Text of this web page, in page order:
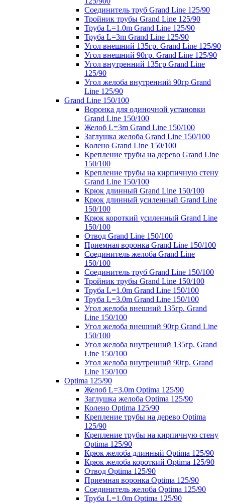
Соединитель труб Grand Line 125/90
Тройник трубы Grand Line 125/90
Труба L=1.0m Grand Line 125/90
Труба L=3m Grand Line 125/90
Угол внешний 135гр. Grand Line 125/90
Угол внешний 90гр. Grand Line 125/90
Угол внутренний 135гр Grand Line
125/90
Угол желоба внутренний 90гр Grand
Line 125/90
Grand Line 150/100
Воронка для одиночной установки
Grand Line 150/100
Желоб L=3m Grand Line 150/100
Заглушка желоба Grand Line 150/100
Колено Grand Line 150/100
Крепление трубы на дерево Grand Line
150/100
Крепление трубы на кирпичную стену
Grand Line 150/100
Крюк длинный Grand Line 150/100
Крюк длинный усиленный Grand Line
150/100
Крюк короткий усиленный Grand Line
150/100
Отвод Grand Line 150/100
Приемная воронка Grand Line 150/100
Соединитель желоба Grand Line
150/100
Соединитель труб Grand Line 150/100
Тройник трубы Grand Line 150/100
Труба L=1.0m Grand Line 150/100
Труба L=3.0m Grand Line 150/100
Угол желоба внешний 135гр. Grand
Line 150/100
Угол желоба внешний 90гр Grand Line
150/100
Угол желоба внутренний 135гр. Grand
Line 150/100
Угол желоба внутренний 90гр. Grand
Line 150/100
Optima 125/90
Желоб L=3.0m Optima 125/90
Заглушка желоба Optima 125/90
Колено Optima 125/90
Крепление трубы на дерево Optima
125/90
Крепление трубы на кирпичную стену
Optima 125/90
Крюк желоба длинный Optima 125/90
Крюк желоба короткий Optima 125/90
Отвод Optima 125/90
Приемная воронка Optima 125/90
Соединитель желоба Optima 125/90
Труба L=1.0m Optima 125/90